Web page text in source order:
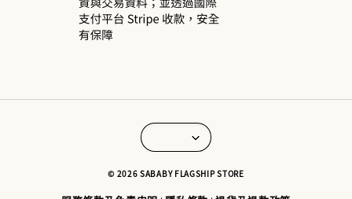
© 2026 SABABY FLAGSHIP STORE